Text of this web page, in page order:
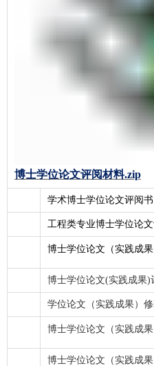
博士学位论文评阅材料.zip
学术博士学位论文评阅书
工程类专业博士学位论
博士学位论文（实践成
博士学位论文(实践成果)
学位论文（实践成果）
博士学位论文（实践成
博士学位论文（实践成